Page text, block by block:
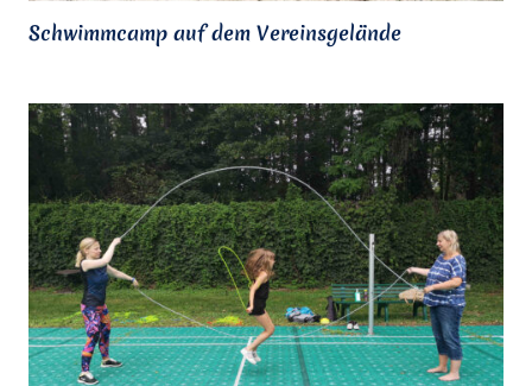
Schwimmcamp auf dem Vereinsgelände